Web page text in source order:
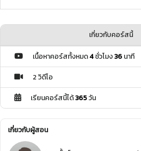
เกี่ยวกับคอร์สนี้
เนื้อหาคอร์สทั้งหมด4ชั่วโมง36นาที
2 วิดีโอ
เรียนคอร์สนี้ได้365วัน
เกี่ยวกับผู้สอน